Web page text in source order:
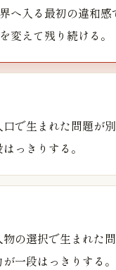
へ入る最初の違和
変えて残り続ける。
で生まれた問題が
っきりする。
の選択で生まれた
一段はっきりする。